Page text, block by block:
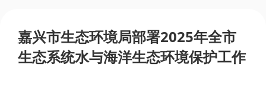
嘉兴市生态环境局部署2025年全市
生态系统水与海洋生态环境保护工作